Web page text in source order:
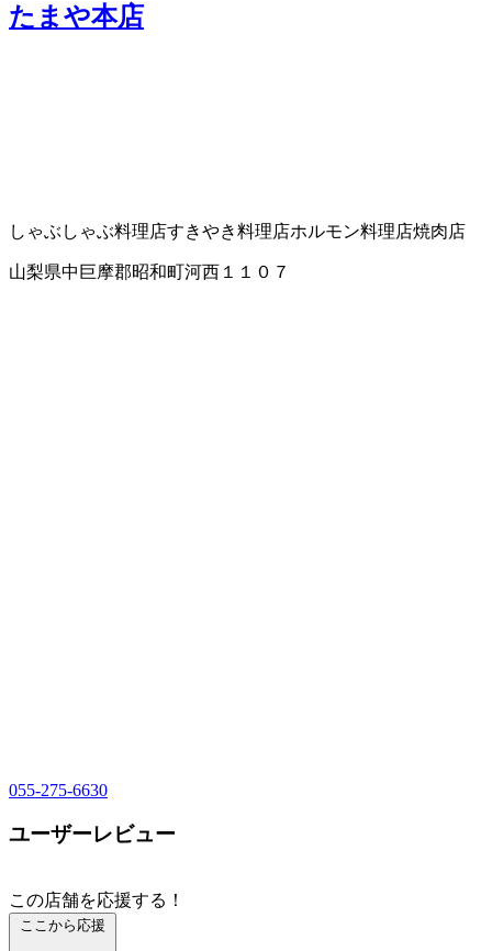
たまや本店
しゃぶしゃぶ料理店すきやき料理店ホルモン料理店焼肉店
山梨県中巨摩郡昭和町河西１１０７
055-275-6630
ユーザーレビュー
この店舗を応援する！
ここから応援